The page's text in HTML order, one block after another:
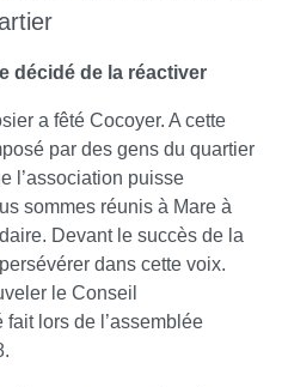
décidé de la réactiver
a fêté Cocoyer. A cette
par des gens du quartier
l’association puisse
sommes réunis à Mare à
Devant le succès de la
dans cette voix.
le Conseil
fait lors de l’assemblée